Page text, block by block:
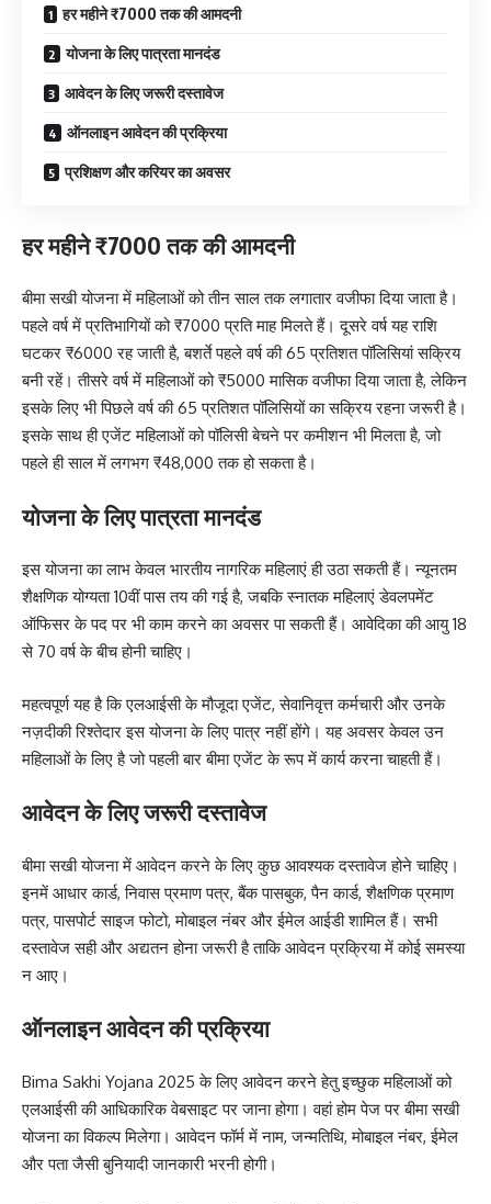
हर महीने ₹7000 तक की आमदनी
योजना के लिए पात्रता मानदंड
आवेदन के लिए जरूरी दस्तावेज
ऑनलाइन आवेदन की प्रक्रिया
प्रशिक्षण और करियर का अवसर
हर महीने ₹7000 तक की आमदनी
बीमा सखी योजना में महिलाओं को तीन साल तक लगातार वजीफा दिया जाता है।
पहले वर्ष में प्रतिभागियों को ₹7000 प्रति माह मिलते हैं। दूसरे वर्ष यह राशि
घटकर ₹6000 रह जाती है, बशर्ते पहले वर्ष की 65 प्रतिशत पॉलिसियां सक्रिय
बनी रहें। तीसरे वर्ष में महिलाओं को ₹5000 मासिक वजीफा दिया जाता है, लेकिन
इसके लिए भी पिछले वर्ष की 65 प्रतिशत पॉलिसियों का सक्रिय रहना जरूरी है।
इसके साथ ही एजेंट महिलाओं को पॉलिसी बेचने पर कमीशन भी मिलता है, जो
पहले ही साल में लगभग ₹48,000 तक हो सकता है।
योजना के लिए पात्रता मानदंड
इस योजना का लाभ केवल भारतीय नागरिक महिलाएं ही उठा सकती हैं। न्यूनतम
शैक्षणिक योग्यता 10वीं पास तय की गई है, जबकि स्नातक महिलाएं डेवलपमेंट
ऑफिसर के पद पर भी काम करने का अवसर पा सकती हैं। आवेदिका की आयु 18
से 70 वर्ष के बीच होनी चाहिए।
महत्वपूर्ण यह है कि एलआईसी के मौजूदा एजेंट, सेवानिवृत्त कर्मचारी और उनके
नज़दीकी रिश्तेदार इस योजना के लिए पात्र नहीं होंगे। यह अवसर केवल उन
महिलाओं के लिए है जो पहली बार बीमा एजेंट के रूप में कार्य करना चाहती हैं।
आवेदन के लिए जरूरी दस्तावेज
बीमा सखी योजना में आवेदन करने के लिए कुछ आवश्यक दस्तावेज होने चाहिए।
इनमें आधार कार्ड, निवास प्रमाण पत्र, बैंक पासबुक, पैन कार्ड, शैक्षणिक प्रमाण
पत्र, पासपोर्ट साइज फोटो, मोबाइल नंबर और ईमेल आईडी शामिल हैं। सभी
दस्तावेज सही और अद्यतन होना जरूरी है ताकि आवेदन प्रक्रिया में कोई समस्या
न आए।
ऑनलाइन आवेदन की प्रक्रिया
Bima Sakhi Yojana 2025 के लिए आवेदन करने हेतु इच्छुक महिलाओं को
एलआईसी की आधिकारिक वेबसाइट पर जाना होगा। वहां होम पेज पर बीमा सखी
योजना का विकल्प मिलेगा। आवेदन फॉर्म में नाम, जन्मतिथि, मोबाइल नंबर, ईमेल
और पता जैसी बुनियादी जानकारी भरनी होगी।